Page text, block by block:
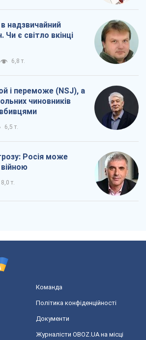
надзвичайний
Чи є світло вкінці
6,8 т.
і переможе (NSJ), а
чиновників
6,5 т.
Росія може
8,0 т.
Команда
Політика конфіденційності
Документи
Журналісти OBOZ.UA на місці